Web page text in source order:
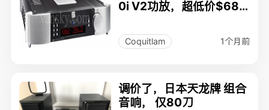
0i V2功放，超低价$680
Coquitlam 1个月前
调价了，日本天龙牌 组合
音响， 仅80刀